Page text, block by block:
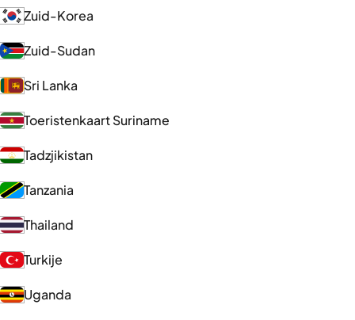
Zuid-Korea
Zuid-Sudan
Sri Lanka
Toeristenkaart Suriname
Tadzjikistan
Tanzania
Thailand
Turkije
Uganda